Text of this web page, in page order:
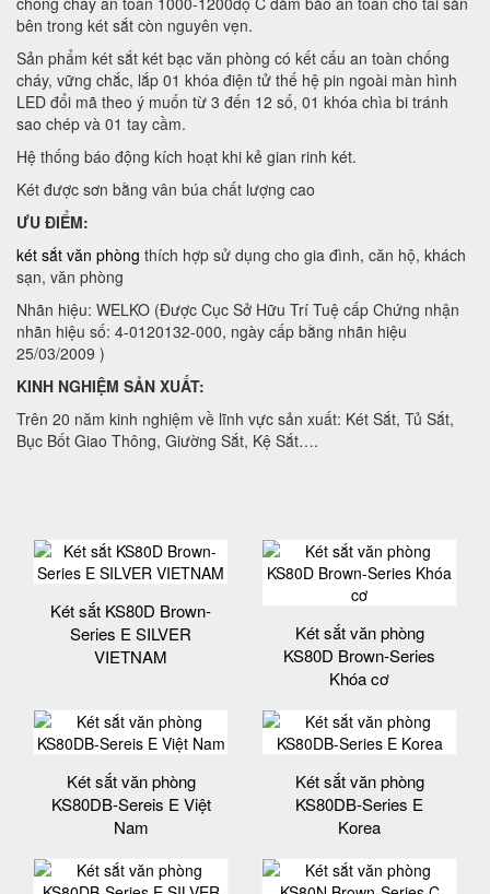
bên trong két sắt còn nguyên vẹn.
Sản phẩm két sắt két bạc văn phòng có kết cấu an toàn chống
cháy, vững chắc, lắp 01 khóa điện tử thế hệ pin ngoài màn hình
LED đổi mã theo ý muốn từ 3 đến 12 số, 01 khóa chìa bi tránh
sao chép và 01 tay cầm.
Hệ thống báo động kích hoạt khi kẻ gian rinh két.
Két được sơn bằng vân búa chất lượng cao
ƯU ĐIỂM:
két sắt văn phòng thích hợp sử dụng cho gia đình, căn hộ, khách
sạn, văn phòng
Nhãn hiệu: WELKO (Được Cục Sở Hữu Trí Tuệ cấp Chứng nhận
nhãn hiệu số: 4-0120132-000, ngày cấp bằng nhãn hiệu
25/03/2009 )
KINH NGHIỆM SẢN XUẤT:
Trên 20 năm kinh nghiệm về lĩnh vực sản xuất: Két Sắt, Tủ Sắt,
Bục Bốt Giao Thông, Giường Sắt, Kệ Sắt….
Két sắt KS80D Brown-
Series E SILVER
VIETNAM
Két sắt văn phòng
KS80D Brown-Series
Khóa cơ
Két sắt văn phòng
KS80DB-Sereis E Việt
Nam
Két sắt văn phòng
KS80DB-Series E
Korea